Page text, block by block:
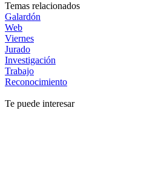
Temas relacionados
Galardón
Web
Viernes
Jurado
Investigación
Trabajo
Reconocimiento
Te puede interesar